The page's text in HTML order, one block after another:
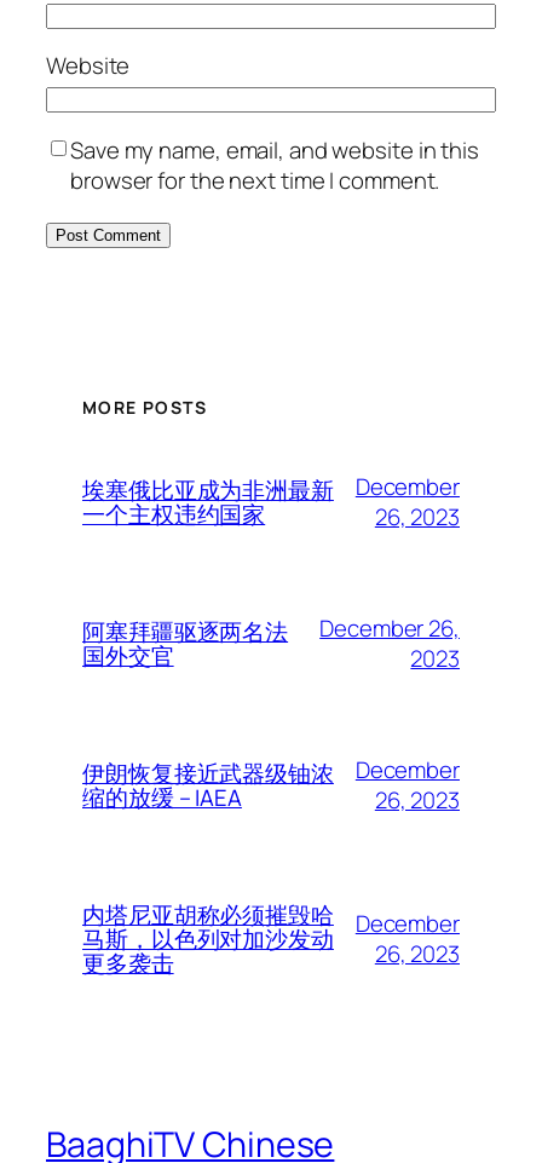
Website
Save my name, email, and website in this
browser for the next time I comment.
MORE POSTS
埃塞俄比亚成为非洲最新
一个主权违约国家
December
26, 2023
阿塞拜疆驱逐两名法
国外交官
December 26,
2023
伊朗恢复接近武器级铀浓
缩的放缓 – IAEA
December
26, 2023
内塔尼亚胡称必须摧毁哈
马斯，以色列对加沙发动
更多袭击
December
26, 2023
BaaghiTV Chinese